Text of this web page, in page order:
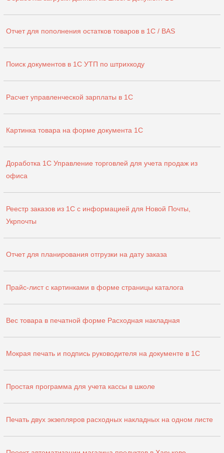
Отчет для пополнения остатков товаров в 1С / BAS
Поиск документов в 1С УТП по штрихкоду
Расчет управленческой зарплаты в 1С
Картинка товара на форме документа 1С
Доработка 1С Управление торговлей для учета продаж из
офиса
Реестр заказов из 1С с информацией для Новой Почты,
Укрпочты
Отчет для планирования отгрузки на дату заказа
Прайс-лист с картинками в форме страницы каталога
Вес товара в печатной форме Расходная накладная
Мокрая печать и подпись руководителя на документе в 1С
Простая программа для учета кассы в школе
Печать двух экзепляров расходных накладных на одном листе